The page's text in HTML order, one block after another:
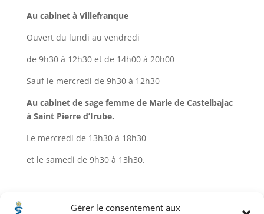
Gérer le consentement aux
Au cabinet à Villefranque
Ouvert du lundi au vendredi
de 9h30 à 12h30 et de 14h00 à 20h00
Sauf le mercredi de 9h30 à 12h30
Au cabinet de sage femme de Marie de Castelbajac
à Saint Pierre d’Irube.
Le mercredi de 13h30 à 18h30
et le samedi de 9h30 à 13h30.